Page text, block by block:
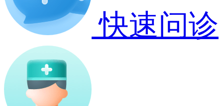
快速问诊